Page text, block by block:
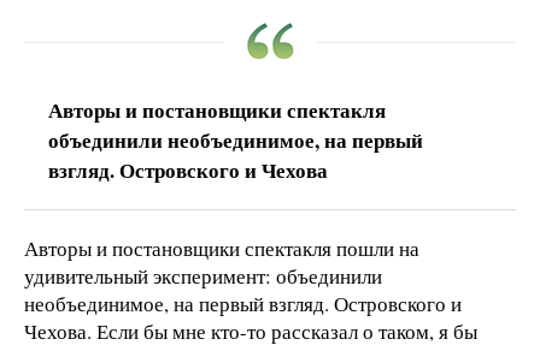
Авторы и постановщики спектакля
объединили необъединимое, на первый
взгляд. Островского и Чехова
Авторы и постановщики спектакля пошли на
удивительный эксперимент: объединили
необъединимое, на первый взгляд. Островского и
Чехова. Если бы мне кто-то рассказал о таком, я бы